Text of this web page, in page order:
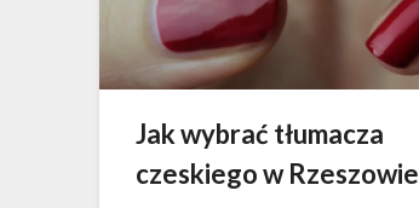
Jak wybrać tłumacza
czeskiego w Rzeszowie